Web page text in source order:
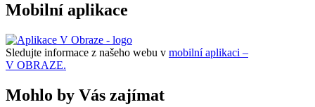
Mobilní aplikace
Sledujte informace z našeho webu v mobilní aplikaci –
V OBRAZE.
Mohlo by Vás zajímat